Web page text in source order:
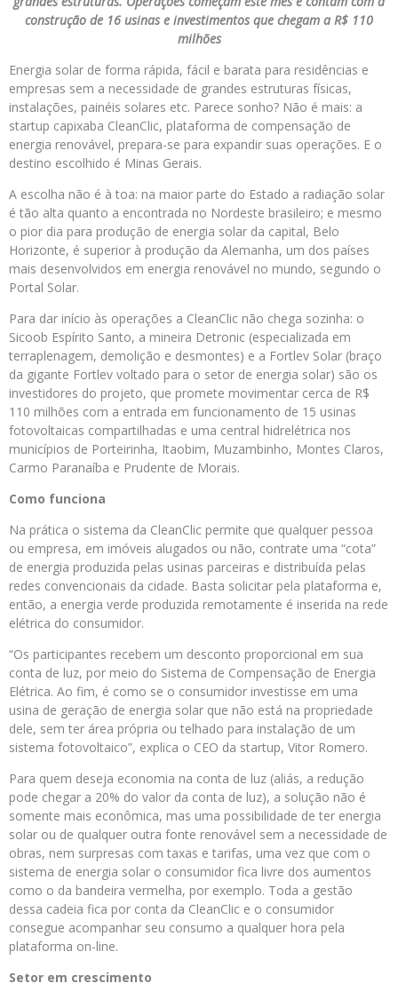
construção de 16 usinas e investimentos que chegam a R$ 110
milhões
Energia solar de forma rápida, fácil e barata para residências e
empresas sem a necessidade de grandes estruturas físicas,
instalações, painéis solares etc. Parece sonho? Não é mais: a
startup capixaba CleanClic, plataforma de compensação de
energia renovável, prepara-se para expandir suas operações. E o
destino escolhido é Minas Gerais.
A escolha não é à toa: na maior parte do Estado a radiação solar
é tão alta quanto a encontrada no Nordeste brasileiro; e mesmo
o pior dia para produção de energia solar da capital, Belo
Horizonte, é superior à produção da Alemanha, um dos países
mais desenvolvidos em energia renovável no mundo, segundo o
Portal Solar.
Para dar início às operações a CleanClic não chega sozinha: o
Sicoob Espírito Santo, a mineira Detronic (especializada em
terraplenagem, demolição e desmontes) e a Fortlev Solar (braço
da gigante Fortlev voltado para o setor de energia solar) são os
investidores do projeto, que promete movimentar cerca de R$
110 milhões com a entrada em funcionamento de 15 usinas
fotovoltaicas compartilhadas e uma central hidrelétrica nos
municípios de Porteirinha, Itaobim, Muzambinho, Montes Claros,
Carmo Paranaíba e Prudente de Morais.
Como funciona
Na prática o sistema da CleanClic permite que qualquer pessoa
ou empresa, em imóveis alugados ou não, contrate uma “cota”
de energia produzida pelas usinas parceiras e distribuída pelas
redes convencionais da cidade. Basta solicitar pela plataforma e,
então, a energia verde produzida remotamente é inserida na rede
elétrica do consumidor.
“Os participantes recebem um desconto proporcional em sua
conta de luz, por meio do Sistema de Compensação de Energia
Elétrica. Ao fim, é como se o consumidor investisse em uma
usina de geração de energia solar que não está na propriedade
dele, sem ter área própria ou telhado para instalação de um
sistema fotovoltaico”, explica o CEO da startup, Vitor Romero.
Para quem deseja economia na conta de luz (aliás, a redução
pode chegar a 20% do valor da conta de luz), a solução não é
somente mais econômica, mas uma possibilidade de ter energia
solar ou de qualquer outra fonte renovável sem a necessidade de
obras, nem surpresas com taxas e tarifas, uma vez que com o
sistema de energia solar o consumidor fica livre dos aumentos
como o da bandeira vermelha, por exemplo. Toda a gestão
dessa cadeia fica por conta da CleanClic e o consumidor
consegue acompanhar seu consumo a qualquer hora pela
plataforma on-line.
Setor em crescimento